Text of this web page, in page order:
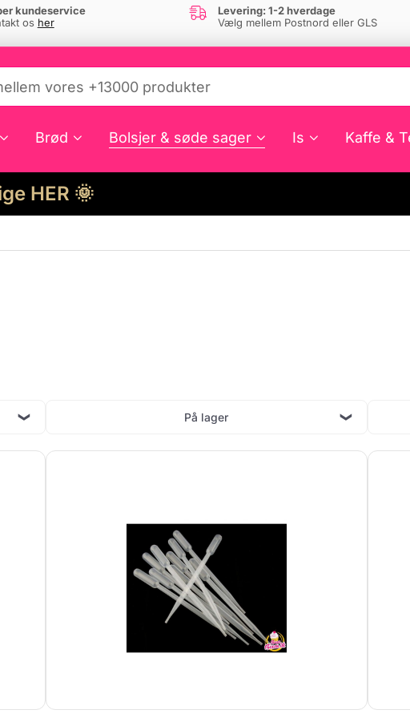
kundeservice
os her
Levering: 1-2 hverdage
Vælg mellem Postnord eller GLS
Brød Bolsjer & søde sager Is Kaffe &
HER 🌞
På lager